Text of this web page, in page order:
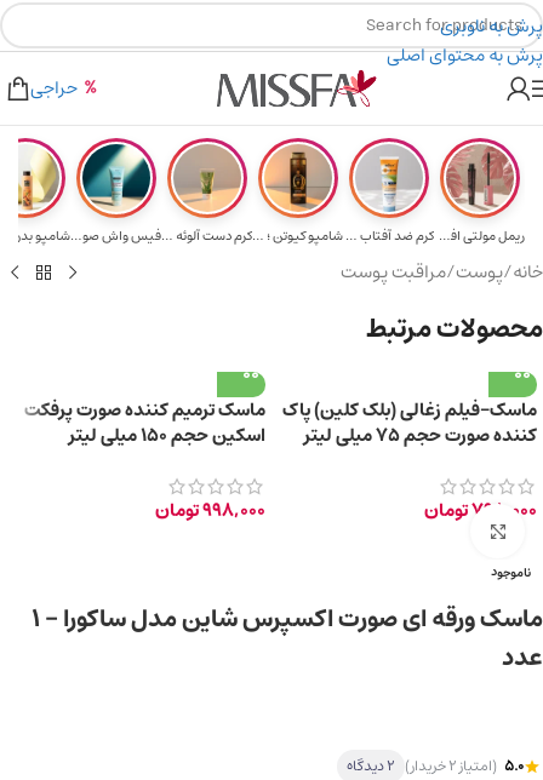
پرش به ناوبری
پرش به محتوای اصلی
۲٪ تخفیف روی سبد خرید برای روش کارت به کارت
هدیه برای خرید های بالای ۵ میلیون تومن
حراجی
ریمل مولتی افکت... کرم ضد آفتاب حا... شامپو کیوتن ؛ م... کرم دست آلوئه و... فیس واش صورت آک...شامپو بدن
خانه/پوست/مراقبت پوست
محصولات مرتبط
ماسک-فیلم زغالی (بلک کلین) پاک
کننده صورت حجم ۷۵ میلی لیتر
798,000تومان
ماسک ترمیم کننده صورت پرفکت
اسکین حجم ۱۵۰ میلی لیتر
998,000تومان
ناموجود
برای بزرگ‌نمایی کلیک کنید
ماسک ورقه ای صورت اکسپرس شاین مدل ساکورا – ۱
عدد
5.0 (امتیاز 2 خریدار) 2 دیدگاه